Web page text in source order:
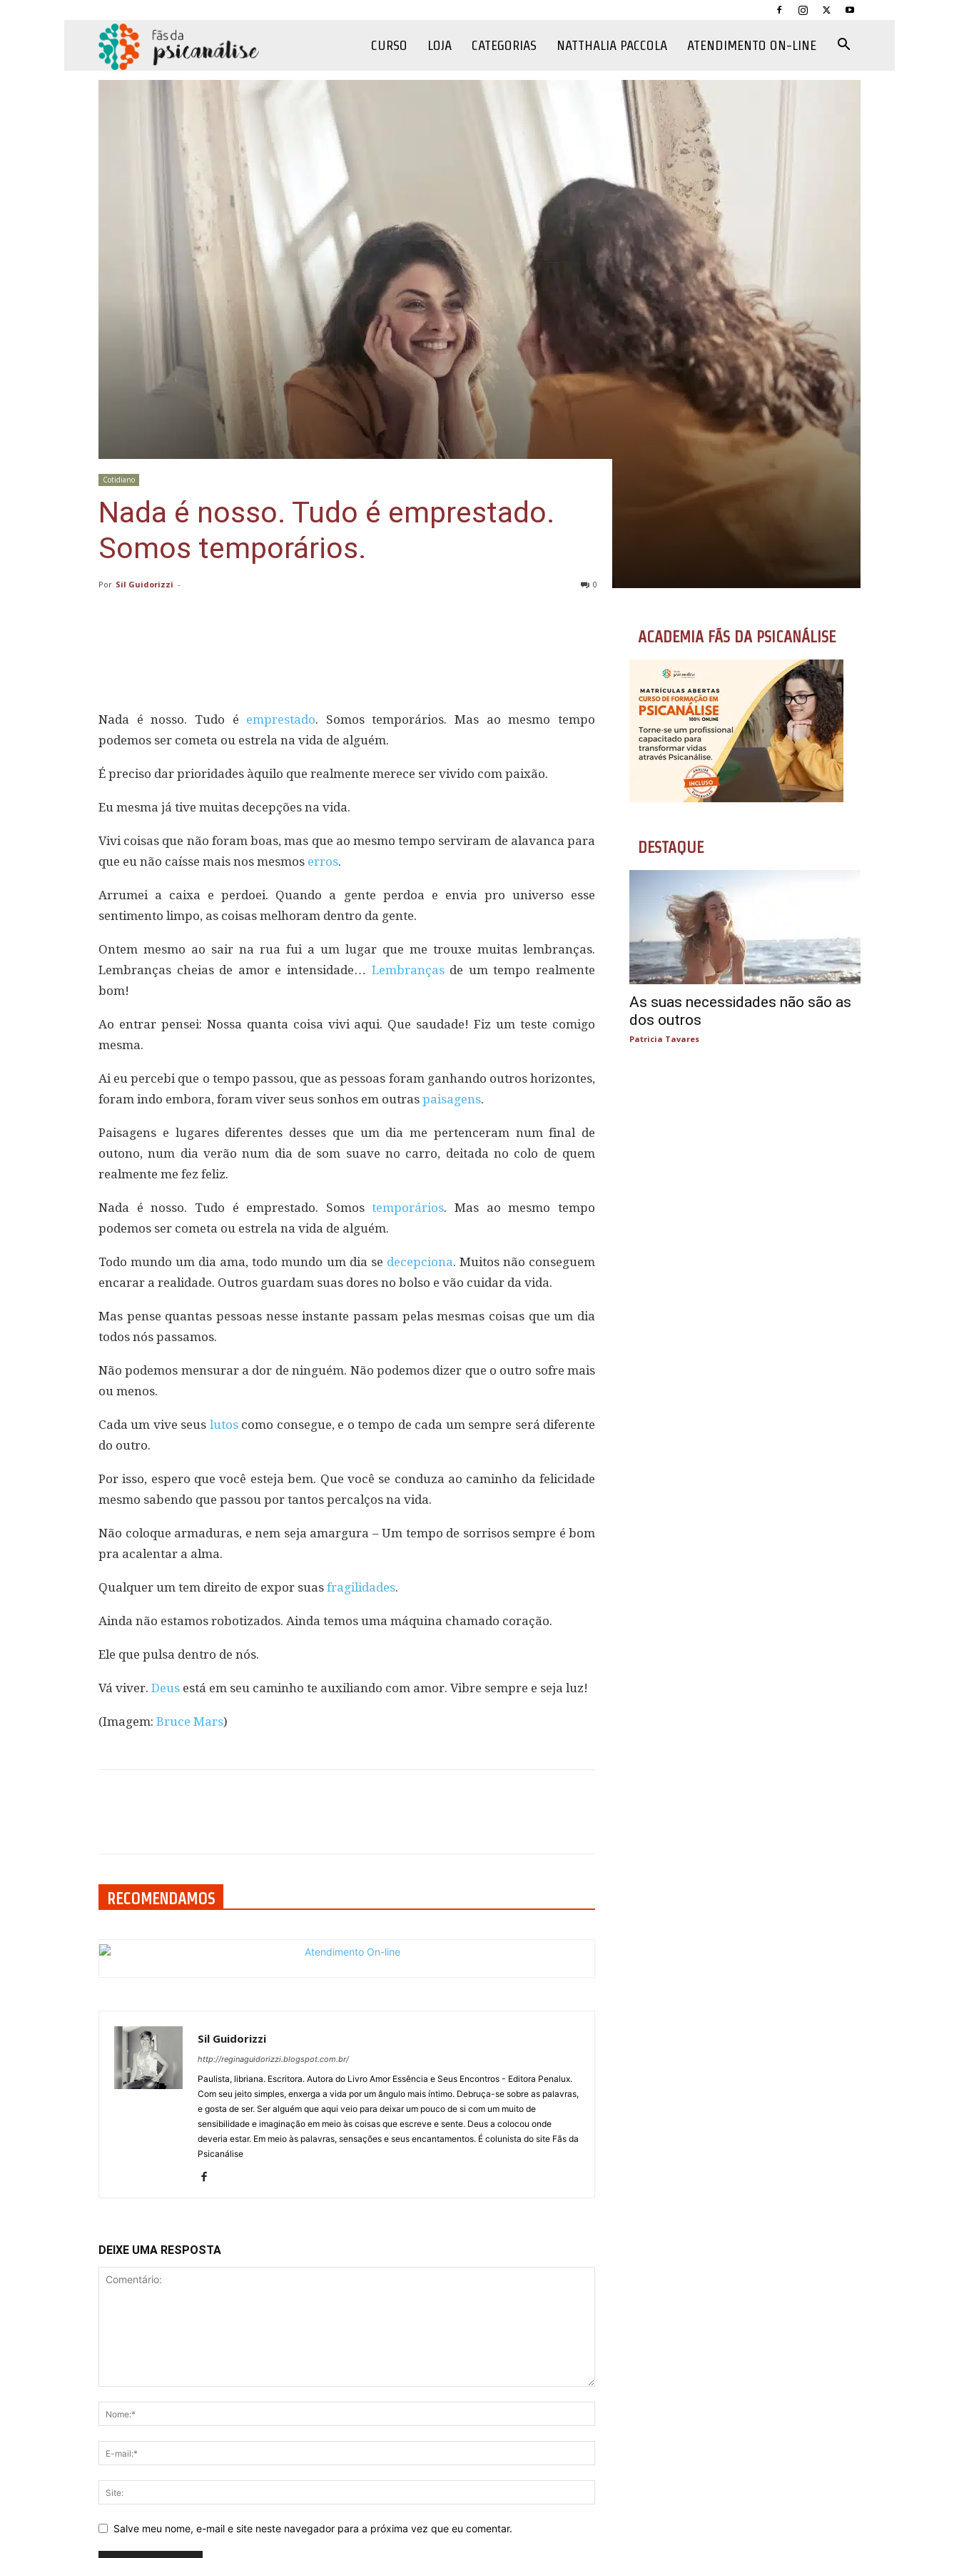
da
CURSO LOJA CATEGORIAS NATTHALIA PACCOLA ATENDIMENTO ON-LINE
Cotidiano
Nada é nosso. Tudo é emprestado.
Somos temporários.
Por Sil Guidorizzi - 0
Nada é nosso. Tudo é emprestado. Somos temporários. Mas ao mesmo tempo
podemos ser cometa ou estrela na vida de alguém.
É preciso dar prioridades àquilo que realmente merece ser vivido com paixão.
Eu mesma já tive muitas decepções na vida.
Vivi coisas que não foram boas, mas que ao mesmo tempo serviram de alavanca para
que eu não caísse mais nos mesmos erros.
Arrumei a caixa e perdoei. Quando a gente perdoa e envia pro universo esse
sentimento limpo, as coisas melhoram dentro da gente.
Ontem mesmo ao sair na rua fui a um lugar que me trouxe muitas lembranças.
Lembranças cheias de amor e intensidade… Lembrançasde um tempo realmente
bom!
Ao entrar pensei: Nossa quanta coisa vivi aqui. Que saudade! Fiz um teste comigo
mesma.
Ai eu percebi que o tempo passou, que as pessoas foram ganhando outros horizontes,
foram indo embora, foram viver seus sonhos em outras paisagens.
Paisagens e lugares diferentes desses que um dia me pertenceram num final de
outono, num dia verão num dia de som suave no carro, deitada no colo de quem
realmente me fez feliz.
Nada é nosso. Tudo é emprestado. Somostemporários. Mas ao mesmo tempo
podemos ser cometa ou estrela na vida de alguém.
Todo mundo um dia ama, todo mundo um dia se decepciona. Muitos não conseguem
encarar a realidade. Outros guardam suas dores no bolso e vão cuidar da vida.
Mas pense quantas pessoas nesse instante passam pelas mesmas coisas que um dia
todos nós passamos.
Não podemos mensurar a dor de ninguém. Não podemos dizer que o outro sofre mais
ou menos.
Cada um vive seus lutoscomo consegue, e o tempo de cada um sempre será diferente
do outro.
Por isso, espero que você esteja bem. Que você se conduza ao caminho da felicidade
mesmo sabendo que passou por tantos percalços na vida.
Não coloque armaduras, e nem seja amargura – Um tempo de sorrisos sempre é bom
pra acalentar a alma.
Qualquer um tem direito de expor suas fragilidades.
Ainda não estamos robotizados. Ainda temos uma máquina chamado coração.
Ele que pulsa dentro de nós.
Vá viver. Deus está em seu caminho te auxiliando com amor. Vibre sempre e seja luz!
(Imagem: Bruce Mars)
RECOMENDAMOS
Sil Guidorizzi
http://reginaguidorizzi.blogspot.com.br/
Paulista, libriana. Escritora. Autora do Livro Amor Essência e Seus Encontros - Editora Penalux.
Com seu jeito simples, enxerga a vida por um ângulo mais íntimo. Debruça-se sobre as palavras,
e gosta de ser. Ser alguém que aqui veio para deixar um pouco de si com um muito de
sensibilidade e imaginação em meio às coisas que escreve e sente. Deus a colocou onde
deveria estar. Em meio às palavras, sensações e seus encantamentos. É colunista do site Fãs da
Psicanálise
DEIXE UMA RESPOSTA
Salve meu nome, e-mail e site neste navegador para a próxima vez que eu comentar.
ACADEMIA FÃS DA PSICANÁLISE
DESTAQUE
As suas necessidades não são as
dos outros
Patricia Tavares